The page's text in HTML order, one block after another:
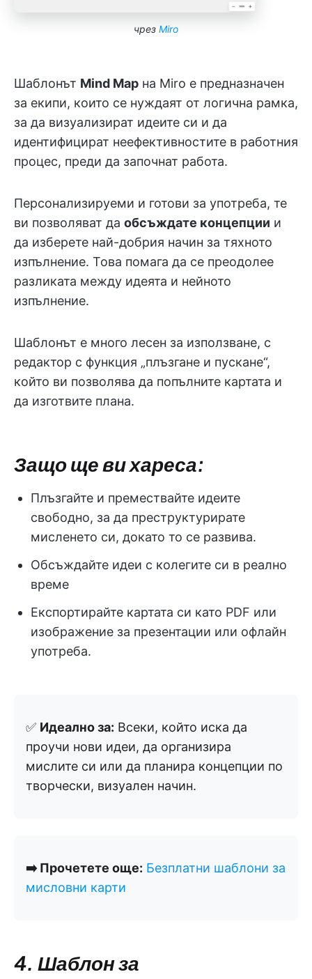
чрез Miro
Шаблонът Mind Map на Miro е предназначен
за екипи, които се нуждаят от логична рамка,
за да визуализират идеите си и да
идентифицират неефективностите в работния
процес, преди да започнат работа.
Персонализируеми и готови за употреба, те
ви позволяват да обсъждате концепции и
да изберете най-добрия начин за тяхното
изпълнение. Това помага да се преодолее
разликата между идеята и нейното
изпълнение.
Шаблонът е много лесен за използване, с
редактор с функция „плъзгане и пускане“,
който ви позволява да попълните картата и
да изготвите плана.
Защо ще ви хареса:
Плъзгайте и премествайте идеите
свободно, за да преструктурирате
мисленето си, докато то се развива.
Обсъждайте идеи с колегите си в реално
време
Експортирайте картата си като PDF или
изображение за презентации или офлайн
употреба.
✅ Идеално за: Всеки, който иска да
проучи нови идеи, да организира
мислите си или да планира концепции по
творчески, визуален начин.
➡️ Прочетете още: Безплатни шаблони за
мисловни карти
4. Шаблон за